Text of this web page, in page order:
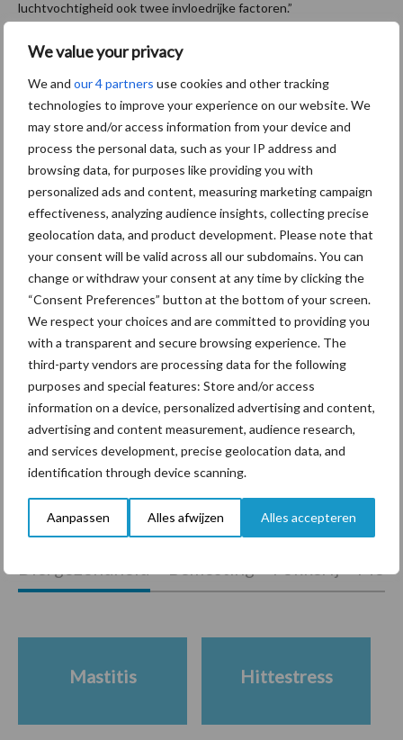
We value your privacy
We and our 4 partners use cookies and other tracking
technologies to improve your experience on our website. We
may store and/or access information from your device and
process the personal data, such as your IP address and
browsing data, for purposes like providing you with
personalized ads and content, measuring marketing campaign
effectiveness, analyzing audience insights, collecting precise
geolocation data, and product development. Please note that
your consent will be valid across all our subdomains. You can
change or withdraw your consent at any time by clicking the
“Consent Preferences” button at the bottom of your screen.
We respect your choices and are committed to providing you
with a transparent and secure browsing experience. The
third-party vendors are processing data for the following
purposes and special features: Store and/or access
information on a device, personalized advertising and content,
advertising and content measurement, audience research,
and services development, precise geolocation data, and
identification through device scanning.
Aanpassen Alles afwijzen Alles accepteren
luchtvochtigheid ook twee invloedrijke factoren.”
Tekst: Gerben Hofman
Aanbevolen voor jou!
Grondstoffenmarkt blijft
grillig: droogte en
geopolitiek houden handel
in de greep
De speenhuid: een vaak
onderschatte risicofactor
voor mastitis
ForFarmers ziet volume en
marktaandeel groeien in
krimpende Nederlandse
markt
Themapagina's
Mastitis Hittestress